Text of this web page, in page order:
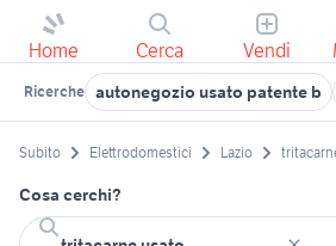
Home Cerca Vendi
Ricerche autonegozio usato patente b
Subito Elettrodomestici Lazio
Cosa cerchi?